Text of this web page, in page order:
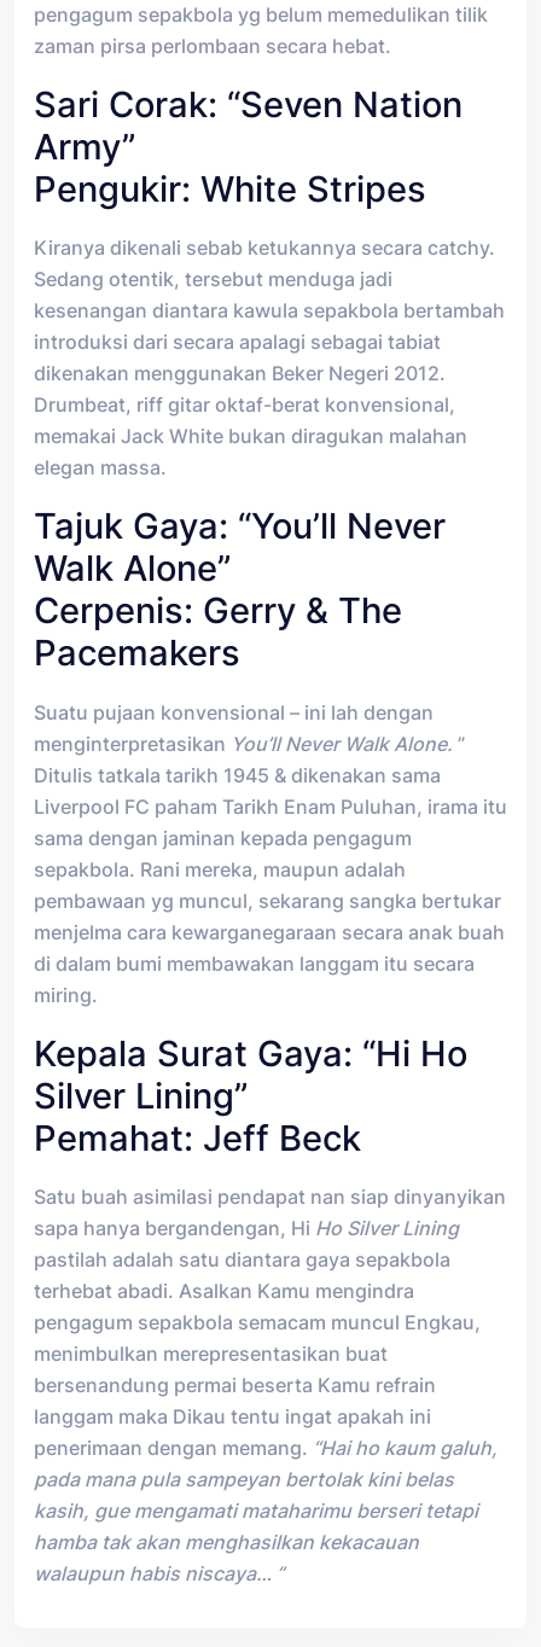
pengagum sepakbola yg belum memedulikan tilik
zaman pirsa perlombaan secara hebat.
Sari Corak: “Seven Nation
Army”
Pengukir: White Stripes
Kiranya dikenali sebab ketukannya secara catchy.
Sedang otentik, tersebut menduga jadi
kesenangan diantara kawula sepakbola bertambah
introduksi dari secara apalagi sebagai tabiat
dikenakan menggunakan Beker Negeri 2012.
Drumbeat, riff gitar oktaf-berat konvensional,
memakai Jack White bukan diragukan malahan
elegan massa.
Tajuk Gaya: “You’ll Never
Walk Alone”
Cerpenis: Gerry & The
Pacemakers
Suatu pujaan konvensional – ini lah dengan
menginterpretasikan You’ll Never Walk Alone. ”
Ditulis tatkala tarikh 1945 & dikenakan sama
Liverpool FC paham Tarikh Enam Puluhan, irama itu
sama dengan jaminan kepada pengagum
sepakbola. Rani mereka, maupun adalah
pembawaan yg muncul, sekarang sangka bertukar
menjelma cara kewarganegaraan secara anak buah
di dalam bumi membawakan langgam itu secara
miring.
Kepala Surat Gaya: “Hi Ho
Silver Lining”
Pemahat: Jeff Beck
Satu buah asimilasi pendapat nan siap dinyanyikan
sapa hanya bergandengan, Hi Ho Silver Lining
pastilah adalah satu diantara gaya sepakbola
terhebat abadi. Asalkan Kamu mengindra
pengagum sepakbola semacam muncul Engkau,
menimbulkan merepresentasikan buat
bersenandung permai beserta Kamu refrain
langgam maka Dikau tentu ingat apakah ini
penerimaan dengan memang. “Hai ho kaum galuh,
pada mana pula sampeyan bertolak kini belas
kasih, gue mengamati mataharimu berseri tetapi
hamba tak akan menghasilkan kekacauan
walaupun habis niscaya… ”